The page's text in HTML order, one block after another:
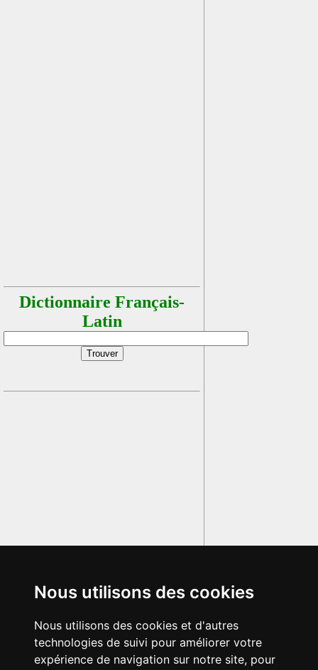
Nous utilisons des cookies
Nous utilisons des cookies et d'autres
technologies de suivi pour améliorer votre
expérience de navigation sur notre site, pour
Dictionnaire Français-
Latin